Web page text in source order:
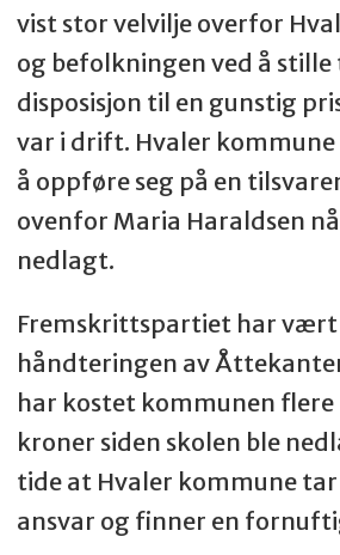
vist stor velvilje overfor
og befolkningen ved å
disposisjon til en gunstig
var i drift. Hvaler
å oppføre seg på en
ovenfor Maria Haraldsen
nedlagt.
Fremskrittspartiet har
håndteringen av
har kostet kommunen
kroner siden skolen ble
tide at Hvaler kommune
ansvar og finner en